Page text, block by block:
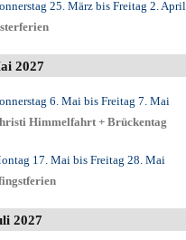
25. Märzbis Freitag 2. April
2027
6. Maibis Freitag 7. Mai
Himmelfahrt + Brückentag
17. Maibis Freitag 28. Mai
2027